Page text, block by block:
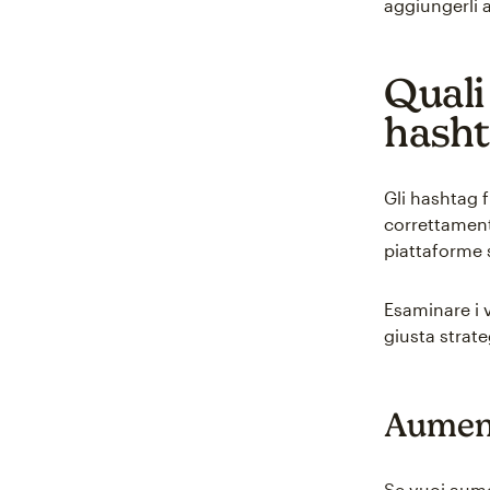
aggiungerli
Gli hashtag
piattaforme
Esaminare i
giusta